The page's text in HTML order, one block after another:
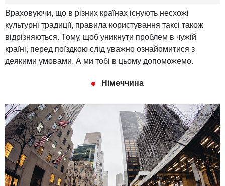
Враховуючи, що в різних країнах існують несхожі
культурні традиції, правила користування таксі також
відрізняються. Тому, щоб уникнути проблем в чужій
країні, перед поїздкою слід уважно ознайомитися з
деякими умовами. А ми тобі в цьому допоможемо.
Німеччина